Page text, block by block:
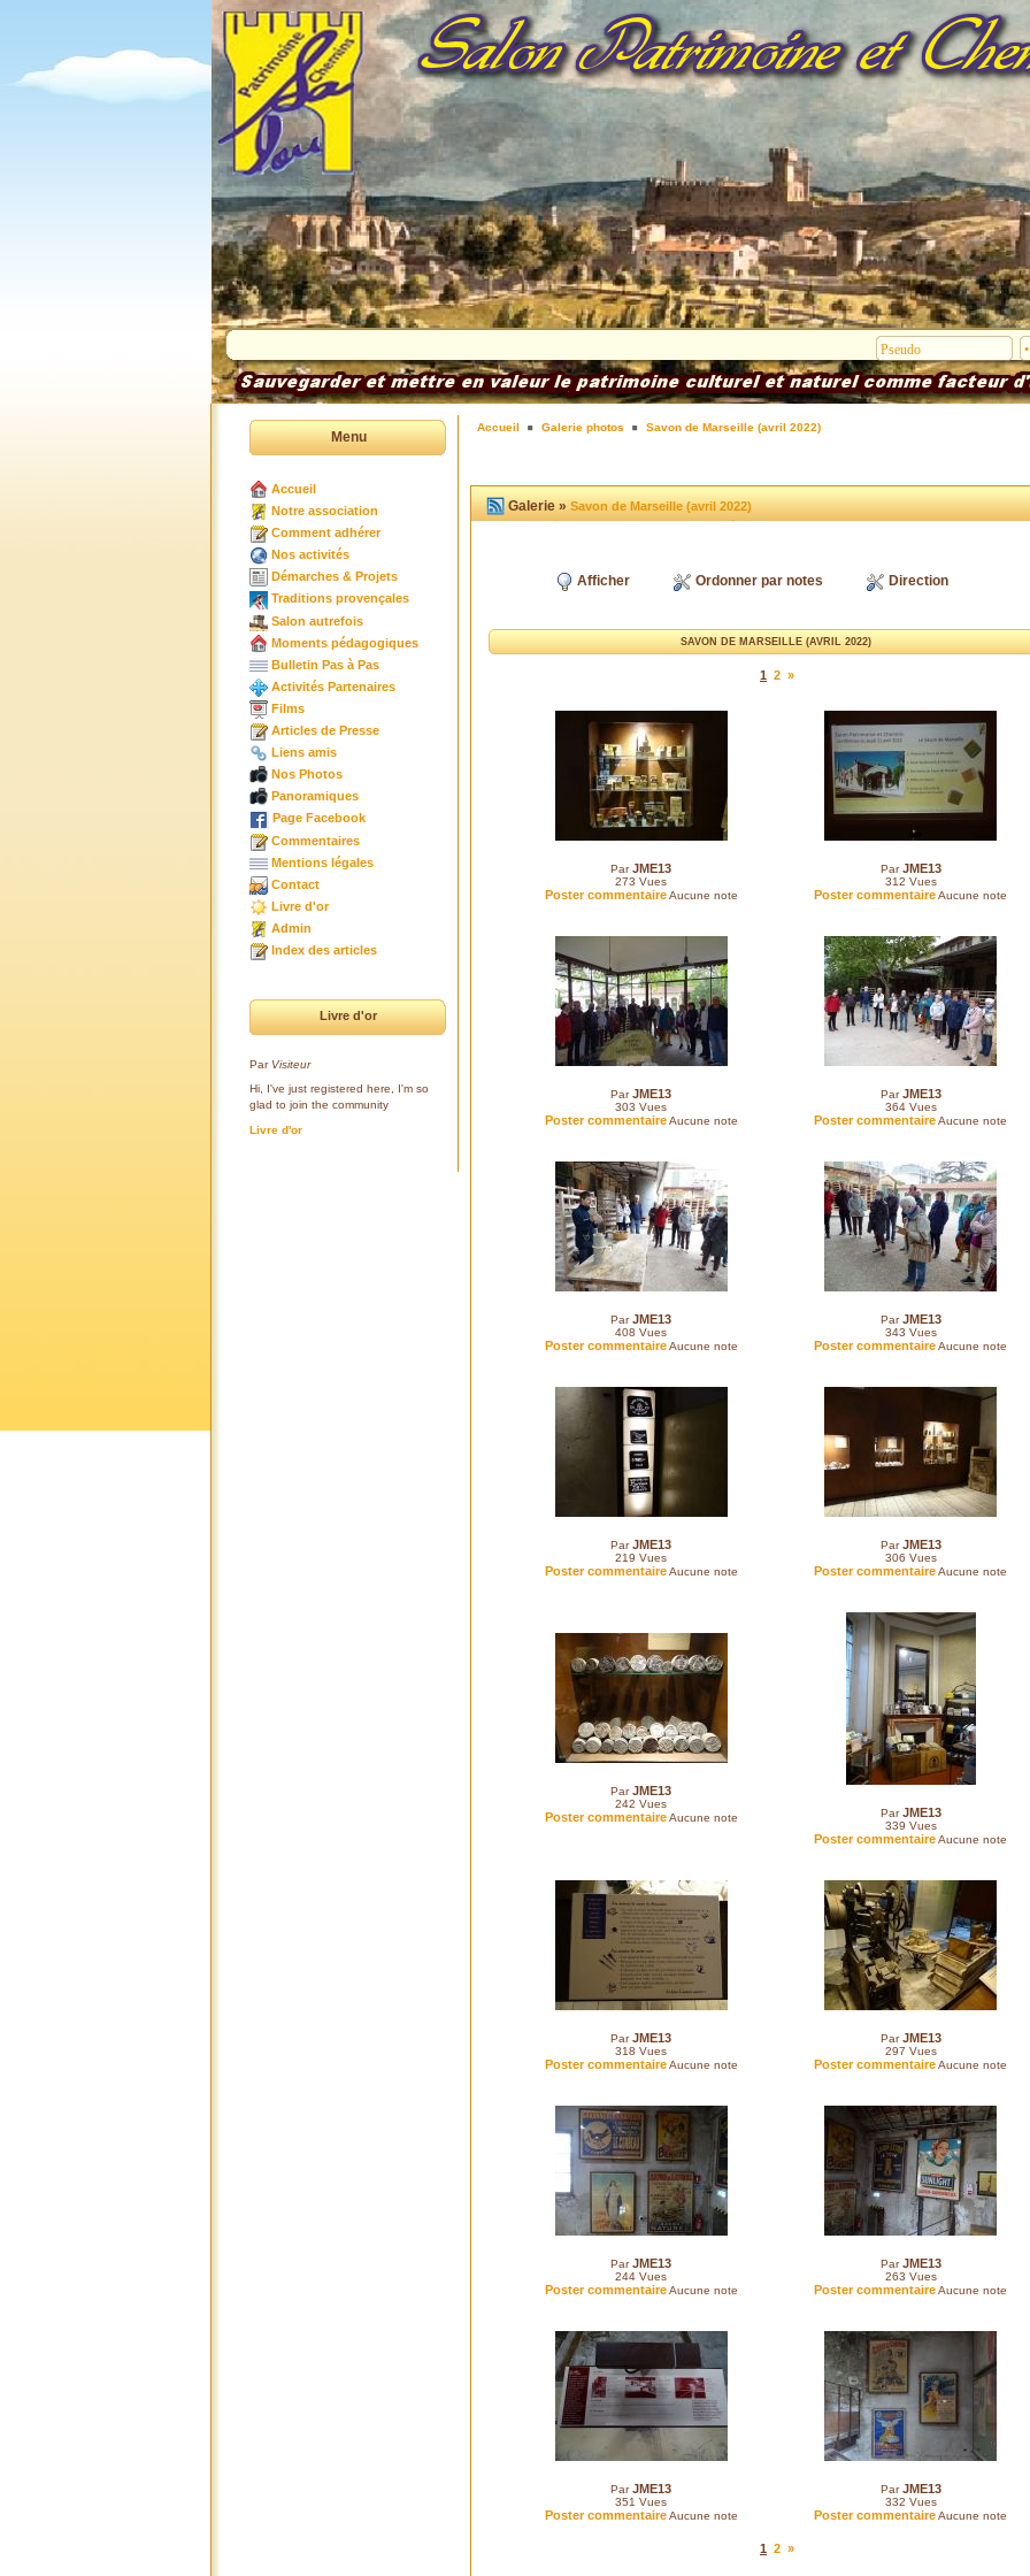
Menu
Accueil
Notre association
Comment adhérer
Nos activités
Démarches & Projets
Traditions provençales
Salon autrefois
Moments pédagogiques
Bulletin Pas à Pas
Activités Partenaires
Films
Articles de Presse
Liens amis
Nos Photos
Panoramiques
Page Facebook
Commentaires
Mentions légales
Contact
Livre d'or
Admin
Index des articles
Livre d'or
Par Visiteur
Hi, I've just registered here, I'm so
glad to join the community
Livre d'or
Accueil Galerie photos Savon de Marseille (avril 2022)
Galerie »Savon de Marseille (avril 2022)
Afficher Ordonner par notes Direction
SAVON DE MARSEILLE (AVRIL 2022)
1 2 »
ParJME13
273 Vues
Poster commentaireAucune note
ParJME13
312 Vues
Poster commentaireAucune note
ParJME13
303 Vues
Poster commentaireAucune note
ParJME13
364 Vues
Poster commentaireAucune note
ParJME13
408 Vues
Poster commentaireAucune note
ParJME13
343 Vues
Poster commentaireAucune note
ParJME13
219 Vues
Poster commentaireAucune note
ParJME13
306 Vues
Poster commentaireAucune note
ParJME13
242 Vues
Poster commentaireAucune note ParJME13
339 Vues
Poster commentaireAucune note
ParJME13
318 Vues
Poster commentaireAucune note
ParJME13
297 Vues
Poster commentaireAucune note
ParJME13
244 Vues
Poster commentaireAucune note
ParJME13
263 Vues
Poster commentaireAucune note
ParJME13
351 Vues
Poster commentaireAucune note
ParJME13
332 Vues
Poster commentaireAucune note
1 2 »